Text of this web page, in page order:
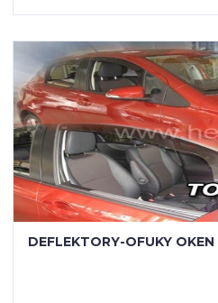
DEFLEKTORY-OFUKY